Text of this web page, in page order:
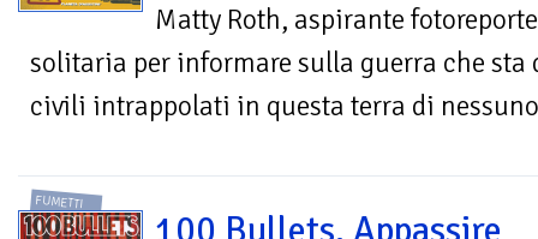
Matty Roth, aspirante
solitaria per informare sulla guerra che
civili intrappolati in questa terra di
FUMETTI